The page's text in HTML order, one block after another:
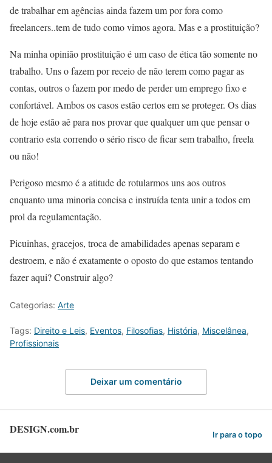
de trabalhar em agências ainda fazem um por fora como
freelancers..tem de tudo como vimos agora. Mas e a prostituição?
Na minha opinião prostituição é um caso de ética tão somente no
trabalho. Uns o fazem por receio de não terem como pagar as
contas, outros o fazem por medo de perder um emprego fixo e
confortável. Ambos os casos estão certos em se proteger. Os dias
de hoje estão aê para nos provar que qualquer um que pensar o
contrario esta correndo o sério risco de ficar sem trabalho, freela
ou não!
Perigoso mesmo é a atitude de rotularmos uns aos outros
enquanto uma minoria concisa e instruída tenta unir a todos em
prol da regulamentação.
Picuinhas, gracejos, troca de amabilidades apenas separam e
destroem, e não é exatamente o oposto do que estamos tentando
fazer aqui? Construir algo?
Categorias: Arte
Tags: Direito e Leis, Eventos, Filosofias, História, Miscelânea,
Profissionais
Deixar um comentário
DESIGN.com.br Ir para o topo